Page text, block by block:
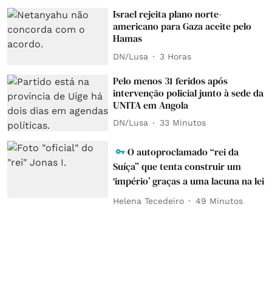
Israel rejeita plano norte-
americano para Gaza aceite pelo
Hamas
DN/Lusa 3 Horas
Pelo menos 31 feridos após
intervenção policial junto à sede da
UNITA em Angola
DN/Lusa 33 Minutos
O autoproclamado “rei da
Suíça” que tenta construir um
‘império’ graças a uma lacuna na lei
Helena Tecedeiro 49 Minutos